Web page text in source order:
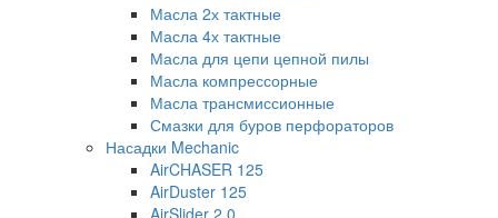
Масла 2х тактные
Масла 4х тактные
Масла для цепи цепной пилы
Масла компрессорные
Масла трансмиссионные
Смазки для буров перфораторов
Насадки Mechanic
AirCHASER 125
AirDuster 125
AirSlider 2.0